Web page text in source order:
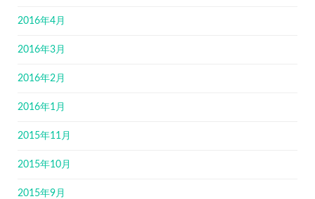
2016年4月
2016年3月
2016年2月
2016年1月
2015年11月
2015年10月
2015年9月